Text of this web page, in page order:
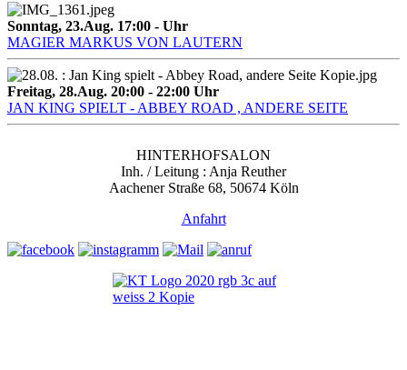
Sonntag, 23.Aug. 17:00 - Uhr
MAGIER MARKUS VON LAUTERN
Freitag, 28.Aug. 20:00 - 22:00 Uhr
JAN KING SPIELT - ABBEY ROAD , ANDERE SEITE
HINTERHOFSALON
Inh. / Leitung : Anja Reuther
Aachener Straße 68, 50674 Köln
Anfahrt